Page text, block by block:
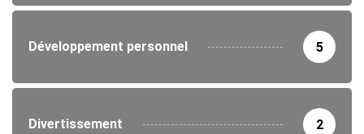
Développement personnel 5
Divertissement 2